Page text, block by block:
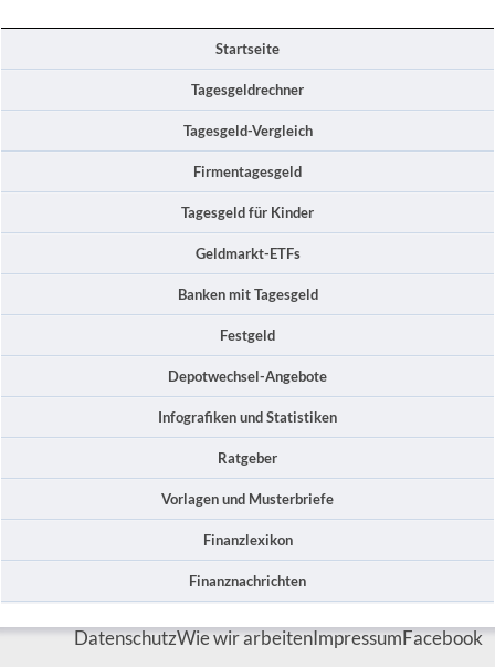
Startseite
Tagesgeldrechner
Tagesgeld-Vergleich
Firmentagesgeld
Tagesgeld für Kinder
Geldmarkt-ETFs
Banken mit Tagesgeld
Festgeld
Depotwechsel-Angebote
Infografiken und Statistiken
Ratgeber
Vorlagen und Musterbriefe
Finanzlexikon
Finanznachrichten
DatenschutzWie wir arbeitenImpressumFacebook